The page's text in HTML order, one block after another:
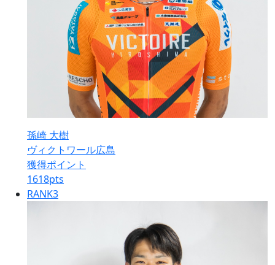
孫崎 大樹
ヴィクトワール広島
獲得ポイント
1618pts
RANK3